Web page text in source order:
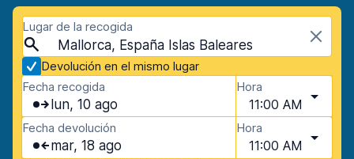
Lugar de la recogida
Mallorca, España Islas Baleares
Devolución en el mismo lugar
Fecha recogida
lun, 10 ago
Hora
11:00 AM
Fecha devolución
mar, 18 ago
Hora
11:00 AM